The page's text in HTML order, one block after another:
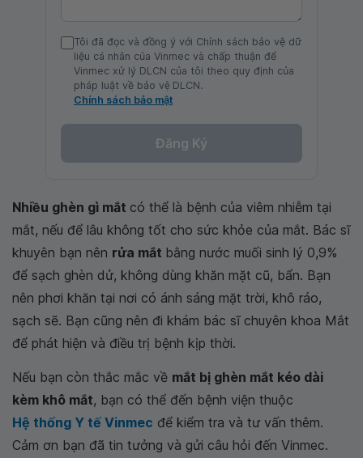
Tôi đã đọc và đồng ý với Chính sách bảo vệ dữ
liệu cá nhân của Vinmec và chấp thuận để
Vinmec xử lý DLCN của tôi theo quy định của
pháp luật về bảo vệ DLCN.
Chính sách bảo mật
Đăng Ký
Nhiều ghèn gì mắt có thể là bệnh của viêm nhiễm tại
mắt, nếu để lâu không tốt cho sức khỏe của mắt. Bác sĩ
khuyên bạn nên rửa mắt bằng nước muối sinh lý 0,9%
để sạch ghèn dử, không dùng khăn mặt cũ, bẩn. Bạn
nên phơi khăn tại nơi có ánh sáng mặt trời, khô ráo,
sạch sẽ. Bạn cũng nên đi khám bác sĩ chuyên khoa Mắt
để phát hiện và điều trị bệnh kịp thời.
Nếu bạn còn thắc mắc về mắt bị ghèn mắt kéo dài
kèm khô mắt, bạn có thể đến bệnh viện thuộc
Hệ thống Y tế Vinmec để kiểm tra và tư vấn thêm.
Cảm ơn bạn đã tin tưởng và gửi câu hỏi đến Vinmec.